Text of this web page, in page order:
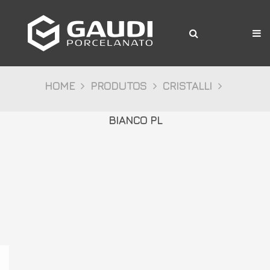
A Gaudi
Produtos
HOME PRODUTOS CRISTALLI
BIANCO PL